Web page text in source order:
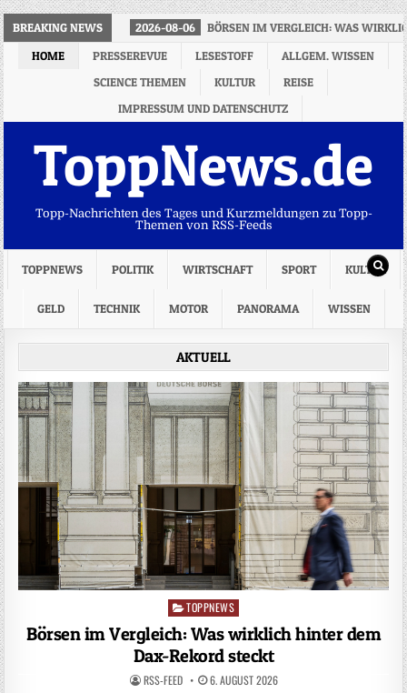
BREAKING NEWS 2026-08-06
BÖRSEN IM VERGLEICH: WAS
HOME
PRESSEREVUE LESESTOFF
ALLGEM. WISSEN
SCIENCE THEMEN
KULTUR
REISE
IMPRESSUM UND DATENSCHUTZ
ToppNews.de
Topp-Nachrichten des Tages und Kurzmeldungen zu Topp-
Themen von RSS-Feeds
TOPPNEWS POLITIK WIRTSCHAFT SPORT KULTUR
GELD TECHNIK MOTOR PANORAMA WISSEN
AKTUELL
Posted
in
TOPPNEWS
Börsen im Vergleich: Was wirklich hinter dem
Dax-Rekord steckt
RSS-FEED 6. AUGUST 2026